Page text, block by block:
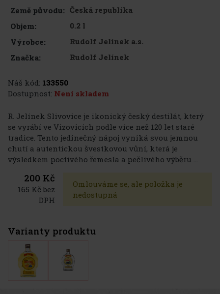
Země původu: Česká republika
Objem:
0.2 l
Výrobce:
Rudolf Jelínek a.s.
Značka:
Rudolf Jelínek
Náš kód: 133550
Dostupnost: Není skladem
R. Jelínek Slivovice je ikonický český destilát, který
se vyrábí ve Vizovicích podle více než 120 let staré
tradice. Tento jedinečný nápoj vyniká svou jemnou
chutí a autentickou švestkovou vůní, která je
výsledkem poctivého řemesla a pečlivého výběru ...
200 Kč
165 Kč bez
DPH
Omlouváme se, ale položka je
nedostupná
Varianty produktu